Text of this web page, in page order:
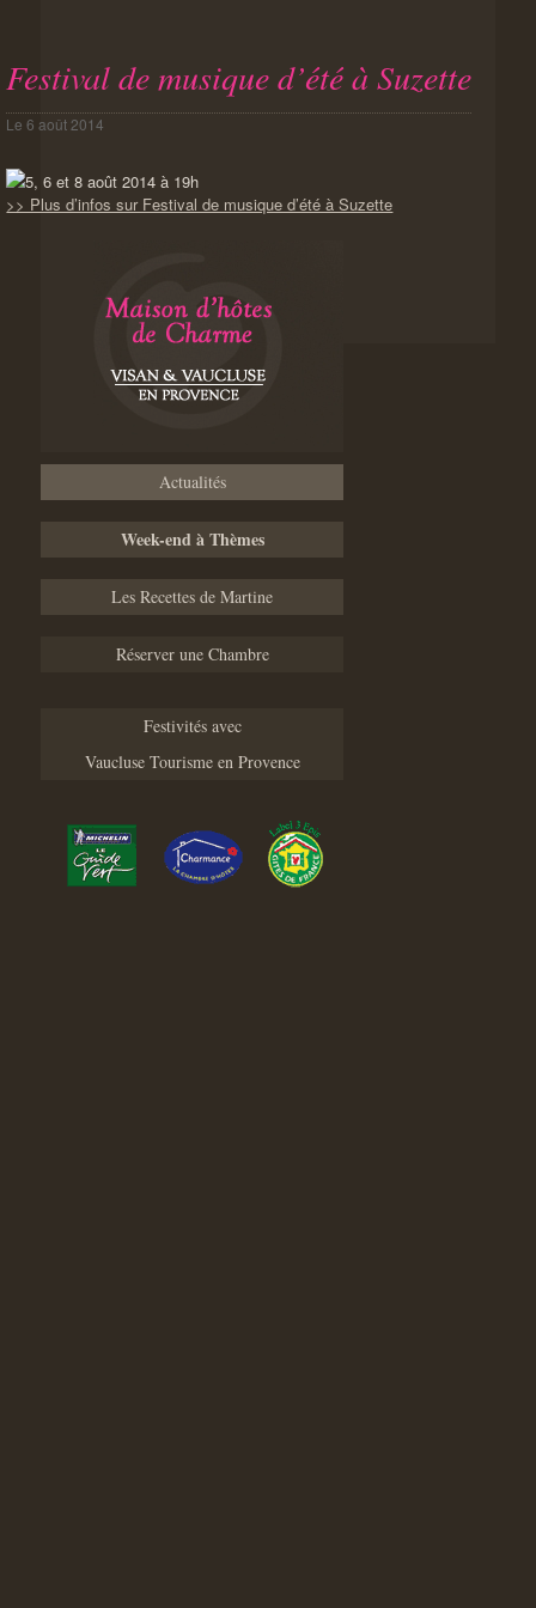
Festival de musique d’été à Suzette
Le6 août 2014
5, 6 et 8 août 2014 à 19h
>> Plus d’infos sur Festival de musique d’été à Suzette
Actualités
Week-end à Thèmes
Les Recettes de Martine
Réserver une Chambre
Festivités avec
Vaucluse Tourisme en Provence